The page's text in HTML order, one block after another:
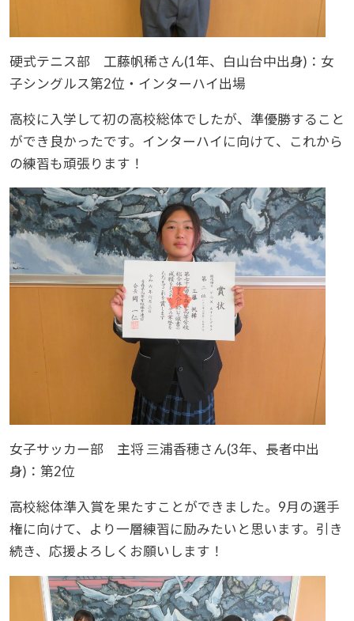
硬式テニス部 工藤帆稀さん(1年、白山台中出身)：女
子シングルス第2位・インターハイ出場
高校に入学して初の高校総体でしたが、準優勝すること
ができ良かったです。インターハイに向けて、これから
の練習も頑張ります！
女子サッカー部 主将 三浦香穂さん(3年、長者中出
身)：第2位
高校総体準入賞を果たすことができました。9月の選手
権に向けて、より一層練習に励みたいと思います。引き
続き、応援よろしくお願いします！